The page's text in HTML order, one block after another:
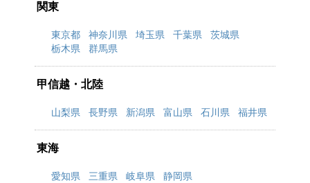
関東
東京都 神奈川県 埼玉県 千葉県
茨城県
栃木県
群馬県
甲信越・北陸
山梨県 長野県 新潟県 富山県 石川県 福井県
東海
愛知県 三重県 岐阜県 静岡県